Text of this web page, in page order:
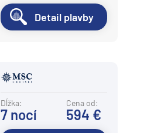
Detail plavby
Dĺžka:
7 nocí
Cena od:
594 €